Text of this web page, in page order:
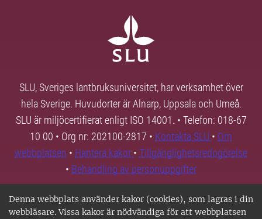
Denna webbplats använder kakor (cookies), som lagras i din
webbläsare. Vissa kakor är nödvändiga för att webbplatsen
SLU, Sveriges lantbruksuniversitet, har verksamhet över
hela Sverige. Huvudorter är Alnarp, Uppsala och Umeå.
SLU är miljöcertifierat enligt ISO 14001. • Telefon: 018-67
10 00 • Org nr: 202100-2817 • Kontakta SLU • Om
webbplatsen • Hantera kakor • Tillgänglighetsredogörelse
• Behandling av personuppgifter